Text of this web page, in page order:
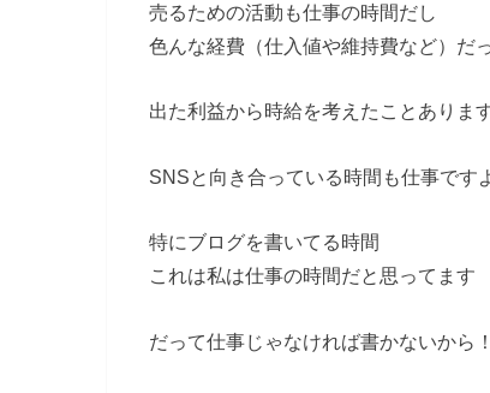
売るための活動も仕事の時間だし
色んな経費（仕入値や維持費など）だ
出た利益から時給を考えたことありま
SNSと向き合っている時間も仕事です
特にブログを書いてる時間
これは私は仕事の時間だと思ってます
だって仕事じゃなければ書かないから！